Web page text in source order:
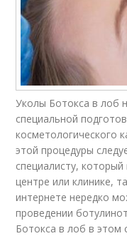
Уколы Ботокса в лоб
специальной
косметологического
этой процедуры
специалисту,
центре или клинике,
интернете нередко
проведении
Ботокса в лоб в этом